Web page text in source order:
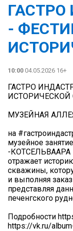
-
10:00 04.05.2026 16+
ГАСТРО
МУЗЕЙНАЯ
на
музейное
-КОТСЕЛЬВААРА
отражает
скважины,
и выполняя
представляя
печенгского
Подробности
https://vk.ru/